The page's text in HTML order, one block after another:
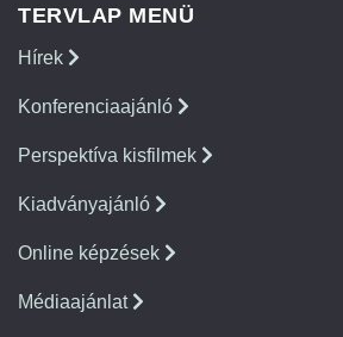
TERVLAP MENÜ
Hírek
Konferenciaajánló
Perspektíva kisfilmek
Kiadványajánló
Online képzések
Médiaajánlat